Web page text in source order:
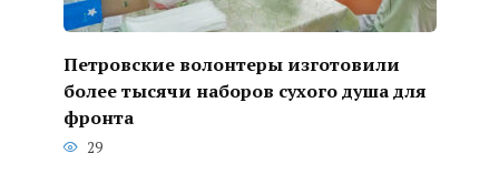
Петровские волонтеры изготовили
более тысячи наборов сухого душа для
фронта
29